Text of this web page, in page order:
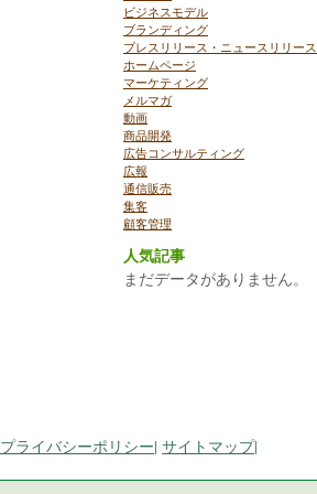
ビジネスモデル
ブランディング
プレスリリース・ニュースリリース
ホームページ
マーケティング
メルマガ
動画
商品開発
広告コンサルティング
広報
通信販売
集客
顧客管理
人気記事
まだデータがありません。
プライバシーポリシー| サイトマップ|